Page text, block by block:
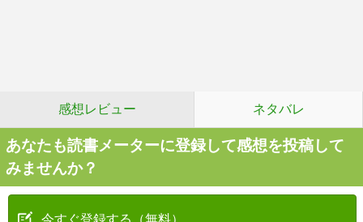
感想レビュー ネタバレ
あなたも読書メーターに登録して感想を投稿して
みませんか？
今すぐ登録する（無料）